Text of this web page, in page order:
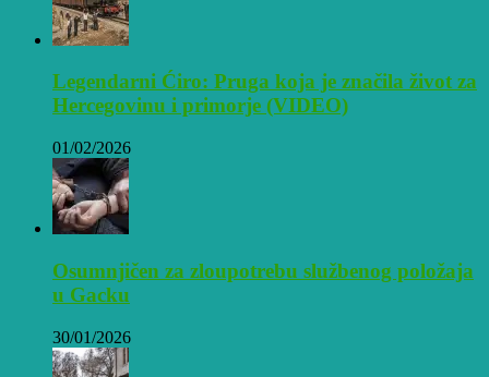
Legendarni Ćiro: Pruga koja je značila život za
Hercegovinu i primorje (VIDEO)
01/02/2026
Osumnjičen za zloupotrebu službenog položaja
u Gacku
30/01/2026